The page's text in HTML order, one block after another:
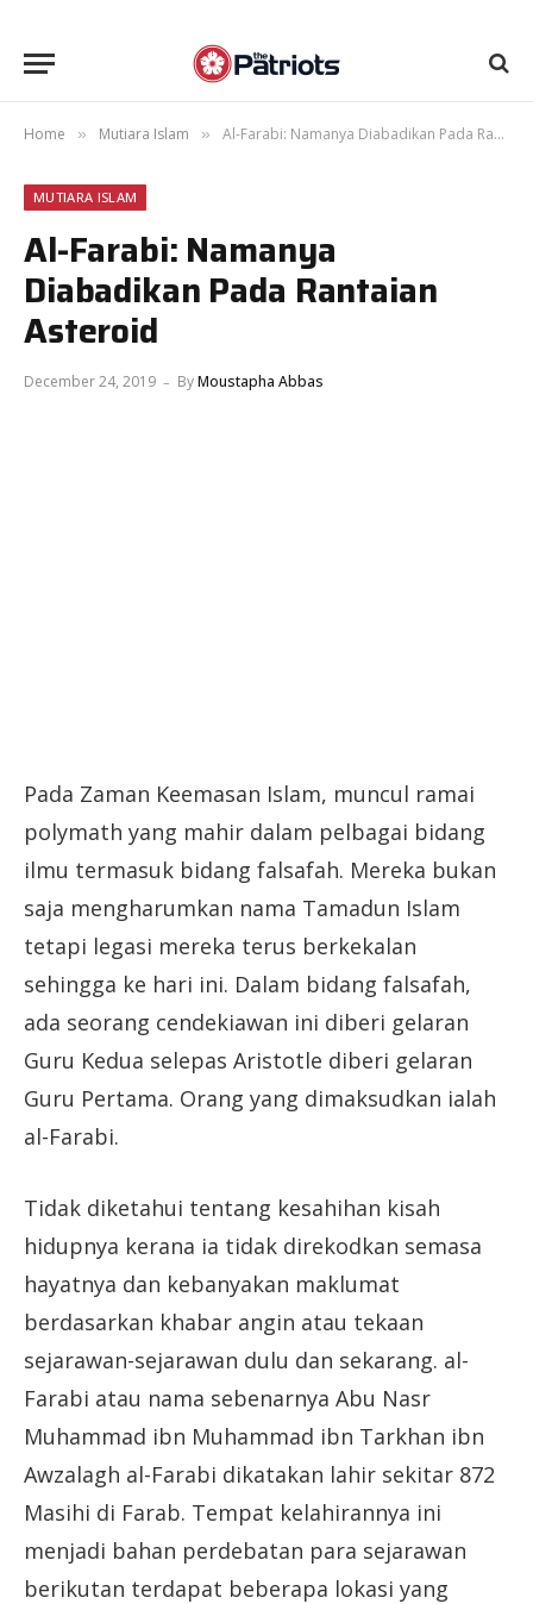
Home » Mutiara Islam » Al-Farabi: Namanya Diabadikan Pada Rantaian Asteroid
MUTIARA ISLAM
Al-Farabi: Namanya
Diabadikan Pada Rantaian
Asteroid
December 24, 2019 ByMoustapha Abbas
Pada Zaman Keemasan Islam, muncul ramai
polymath yang mahir dalam pelbagai bidang
ilmu termasuk bidang falsafah. Mereka bukan
saja mengharumkan nama Tamadun Islam
tetapi legasi mereka terus berkekalan
sehingga ke hari ini. Dalam bidang falsafah,
ada seorang cendekiawan ini diberi gelaran
Guru Kedua selepas Aristotle diberi gelaran
Guru Pertama. Orang yang dimaksudkan ialah
al-Farabi.
Tidak diketahui tentang kesahihan kisah
hidupnya kerana ia tidak direkodkan semasa
hayatnya dan kebanyakan maklumat
berdasarkan khabar angin atau tekaan
sejarawan-sejarawan dulu dan sekarang. al-
Farabi atau nama sebenarnya Abu Nasr
Muhammad ibn Muhammad ibn Tarkhan ibn
Awzalagh al-Farabi dikatakan lahir sekitar 872
Masihi di Farab. Tempat kelahirannya ini
menjadi bahan perdebatan para sejarawan
berikutan terdapat beberapa lokasi yang